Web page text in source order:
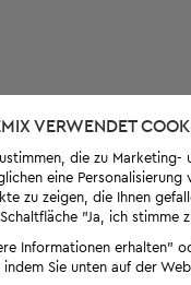
VERWENDET
die zu
eine
zu zeigen, die Ihnen
"Ja, ich stimme
Informationen erhalten"
Sie unten auf der